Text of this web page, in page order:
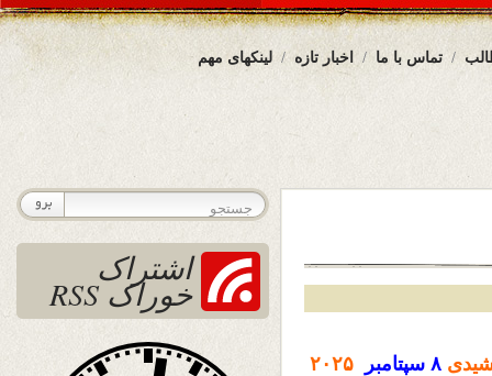
لینکهای مهم اخبار تازه تماس با ما
۸ سپتامبر ۲۰۲۵
اشتراک
خوراک RSS